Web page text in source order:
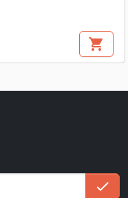
shopping_cart
check